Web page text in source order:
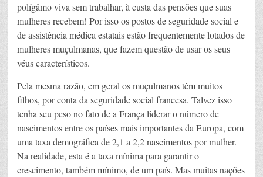
polígâmo viva sem trabalhar, à custa das pensões que suas
mulheres recebem! Por isso os postos de seguridade social e
de assistência médica estatais estão frequentemente lotados de
mulheres muçulmanas, que fazem questão de usar os seus
véus característicos.
Pela mesma razão, em geral os muçulmanos têm muitos
filhos, por conta da seguridade social francesa. Talvez isso
tenha seu peso no fato de a França liderar o número de
nascimentos entre os países mais importantes da Europa, com
uma taxa demográfica de 2,1 a 2,2 nascimentos por mulher.
Na realidade, esta é a taxa mínima para garantir o
crescimento, também mínimo, de um país. Mas muitas nações